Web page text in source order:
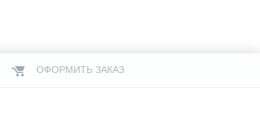
ОФОРМИТЬ ЗАКАЗ